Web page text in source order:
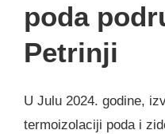
poda
Petrinji
U Julu 2024. godine,
termoizolaciji poda i